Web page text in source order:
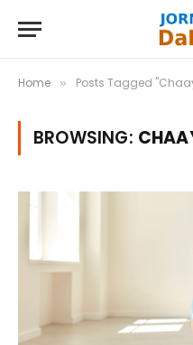
Home » Posts Tagged
BROWSING: